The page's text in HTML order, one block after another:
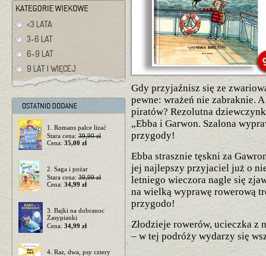
<3 LATA
3-6 LAT
6-9 LAT
9 LAT I WIĘCEJ
1. Romans palce lizać
Stara cena: 39,90 zł
Cena: 35,00 zł
2. Saga i pożar
Stara cena: 39,99 zł
Cena: 34,99 zł
3. Bajki na dobranoc
Zasypianki
Cena: 34,99 zł
4. Raz, dwa, psy cztery
Gdy przyjaźnisz się ze
pewne: wrażeń nie zabraknie.
piratów? Rezolutna
„Ebba i Garwon. Szalona
przygody!
Ebba strasznie tęskni za
jej najlepszy przyjaciel już o
letniego wieczora nagle się
na wielką wyprawę rowerową
przygodo!
Złodzieje rowerów, ucieczka z
– w tej podróży wydarzy się